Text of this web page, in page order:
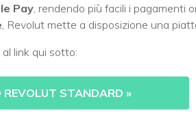
Pay , rendendo più facili i pagamenti
, Revolut mette a disposizione una
link qui sotto:
REVOLUT STANDARD »